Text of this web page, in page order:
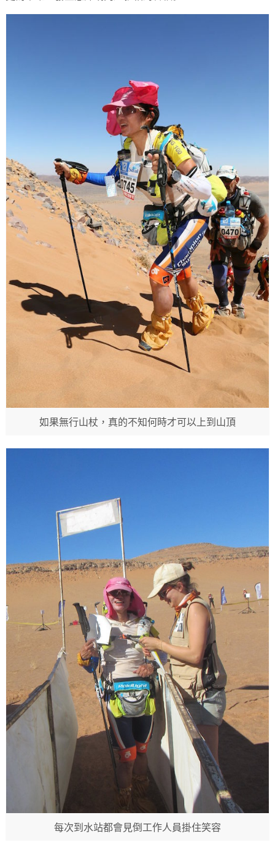
如果無行山杖，真的不知何時才可以上到山頂
每次到水站都會見倒工作人員掛住笑容